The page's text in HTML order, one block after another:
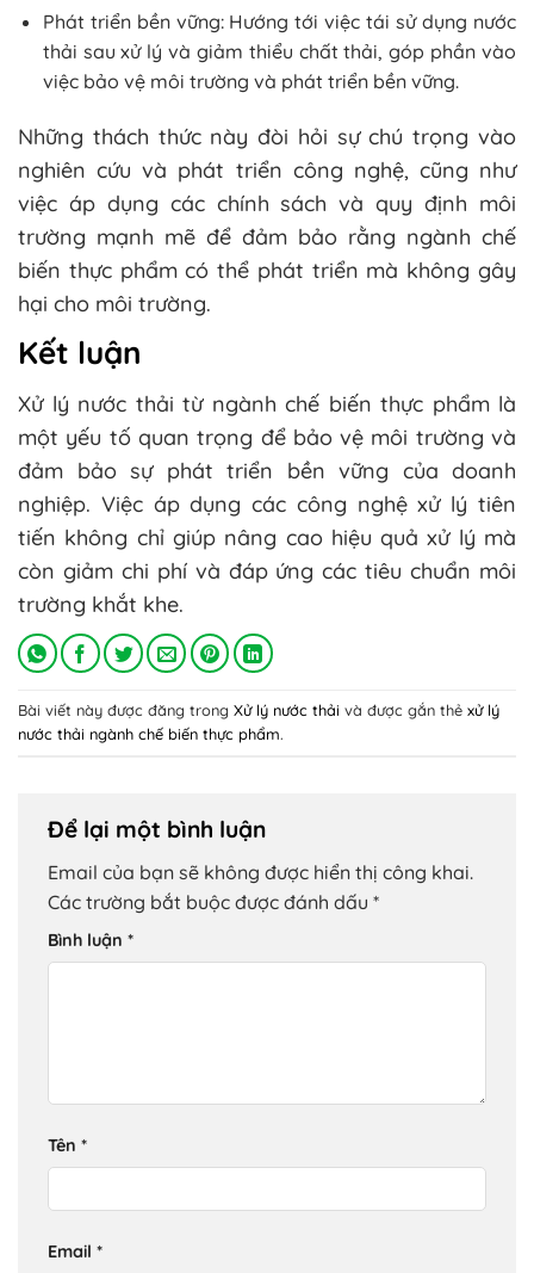
Phát triển bền vững: Hướng tới việc tái sử dụng nước
thải sau xử lý và giảm thiểu chất thải, góp phần vào
việc bảo vệ môi trường và phát triển bền vững.
Những thách thức này đòi hỏi sự chú trọng vào
nghiên cứu và phát triển công nghệ, cũng như
việc áp dụng các chính sách và quy định môi
trường mạnh mẽ để đảm bảo rằng ngành chế
biến thực phẩm có thể phát triển mà không gây
hại cho môi trường.
Kết luận
Xử lý nước thải từ ngành chế biến thực phẩm là
một yếu tố quan trọng để bảo vệ môi trường và
đảm bảo sự phát triển bền vững của doanh
nghiệp. Việc áp dụng các công nghệ xử lý tiên
tiến không chỉ giúp nâng cao hiệu quả xử lý mà
còn giảm chi phí và đáp ứng các tiêu chuẩn môi
trường khắt khe.
Bài viết này được đăng trong Xử lý nước thải và được gắn thẻ xử lý
nước thải ngành chế biến thực phẩm.
Để lại một bình luận
Email của bạn sẽ không được hiển thị công khai.
Các trường bắt buộc được đánh dấu *
Bình luận *
Tên *
Email *